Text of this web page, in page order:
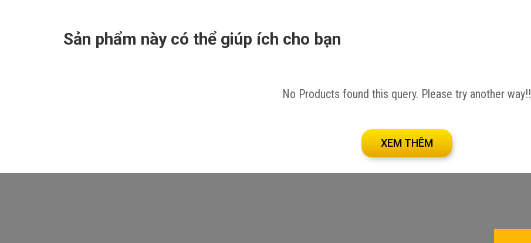
Nhận mã CODE giảm hơn 52% giá trị khóa học tại đây!
Sản phẩm này có thể giúp ích cho bạn
No Products found this query. Please try another way!!
XEM THÊM